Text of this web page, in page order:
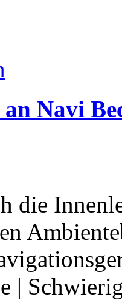
Navi
die
|